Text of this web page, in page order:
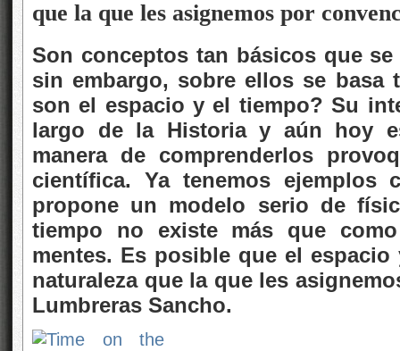
que la que les asignemos por
Son conceptos tan básicos que
sin embargo, sobre ellos se basa
son el espacio y el tiempo? Su
largo de la Historia y aún hoy
manera de comprenderlos
científica. Ya tenemos ejemplos
propone un modelo serio de
tiempo no existe más que
mentes. Es posible que el
naturaleza que la que les
Lumbreras Sancho.